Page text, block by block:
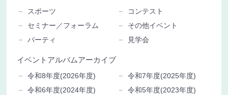
スポーツ
コンテスト
セミナー／フォーラム
その他イベント
パーティ
見学会
イベントアルバムアーカイブ
令和8年度(2026年度)
令和7年度(2025年度)
令和6年度(2024年度)
令和5年度(2023年度)